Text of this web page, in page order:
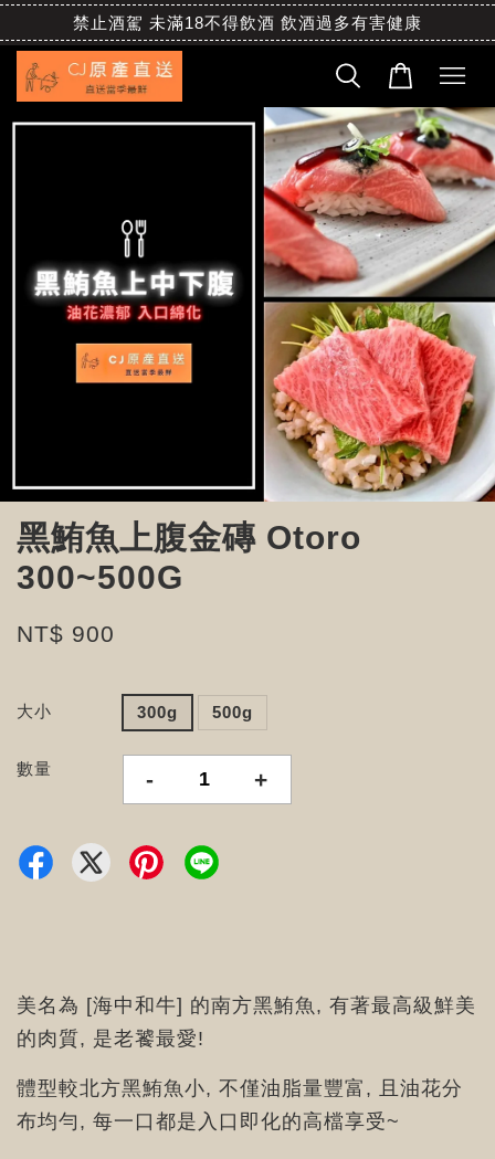
禁止酒駕 未滿18不得飲酒 飲酒過多有害健康
黑鮪魚上腹金磚 Otoro
300~500G
NT$ 900
大小 300g 500g
數量 - +
美名為 [海中和牛] 的南方黑鮪魚, 有著最高級鮮美
的肉質, 是老饕最愛!
體型較北方黑鮪魚小, 不僅油脂量豐富, 且油花分
布均勻, 每一口都是入口即化的高檔享受~